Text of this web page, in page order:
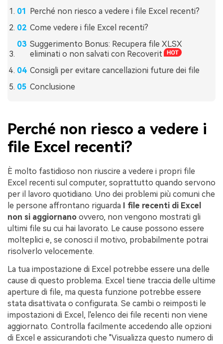
Perché non riesco a vedere i file Excel recenti?
Come vedere i file Excel recenti?
Suggerimento Bonus: Recupera file XLSX
eliminati o non salvati con Recoverit
Consigli per evitare cancellazioni future dei file
Conclusione
Perché non riesco a vedere i
file Excel recenti?
È molto fastidioso non riuscire a vedere i propri file
Excel recenti sul computer, soprattutto quando servono
per il lavoro quotidiano. Uno dei problemi più comuni che
le persone affrontano riguarda
I file recenti di Excel
non si aggiornano ovvero, non vengono mostrati gli
ultimi file su cui hai lavorato. Le cause possono essere
molteplici e, se conosci il motivo, probabilmente potrai
risolverlo velocemente.
La tua impostazione di Excel potrebbe essere una delle
cause di questo problema. Excel tiene traccia delle ultime
aperture di file, ma questa funzione potrebbe essere
stata disattivata o configurata. Se cambi o reimposti le
impostazioni di Excel, l'elenco dei file recenti non viene
aggiornato. Controlla facilmente accedendo alle opzioni
di Excel e assicurandoti che "Visualizza questo numero di